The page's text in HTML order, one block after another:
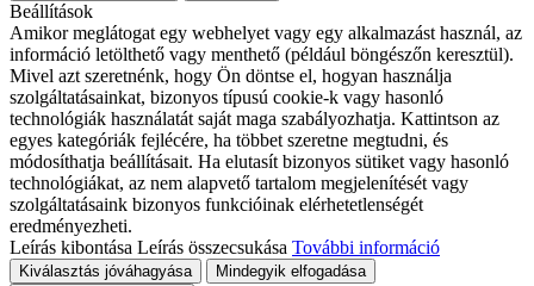
Beállítások
Amikor meglátogat egy webhelyet vagy egy alkalmazást használ, az
információ letölthető vagy menthető (például böngészőn keresztül).
Mivel azt szeretnénk, hogy Ön döntse el, hogyan használja
szolgáltatásainkat, bizonyos típusú cookie-k vagy hasonló
technológiák használatát saját maga szabályozhatja. Kattintson az
egyes kategóriák fejlécére, ha többet szeretne megtudni, és
módosíthatja beállításait. Ha elutasít bizonyos sütiket vagy hasonló
technológiákat, az nem alapvető tartalom megjelenítését vagy
szolgáltatásaink bizonyos funkcióinak elérhetetlenségét
eredményezheti.
Leírás kibontása Leírás összecsukása További információ
Kiválasztás jóváhagyása
Mindegyik elfogadása